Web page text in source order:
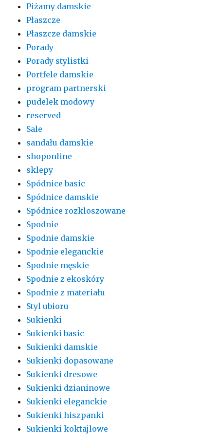
Piżamy damskie
Płaszcze
Płaszcze damskie
Porady
Porady stylistki
Portfele damskie
program partnerski
pudelek modowy
reserved
Sale
sandału damskie
shoponline
sklepy
Spódnice basic
Spódnice damskie
Spódnice rozkloszowane
Spodnie
Spodnie damskie
Spodnie eleganckie
Spodnie męskie
Spodnie z ekoskóry
Spodnie z materiału
Styl ubioru
Sukienki
Sukienki basic
Sukienki damskie
Sukienki dopasowane
Sukienki dresowe
Sukienki dzianinowe
Sukienki eleganckie
Sukienki hiszpanki
Sukienki koktajlowe